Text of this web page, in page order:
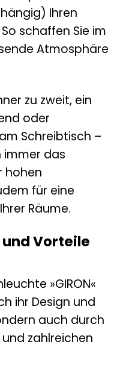
Ihren
schaffen Sie im
Atmosphäre
zu zweit, ein
oder
Schreibtisch –
immer das
hohen
für eine
Räume.
Vorteile
»GIRON«
ihr Design und
auch durch
zahlreichen